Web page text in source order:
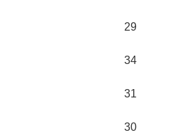
29
34
31
30